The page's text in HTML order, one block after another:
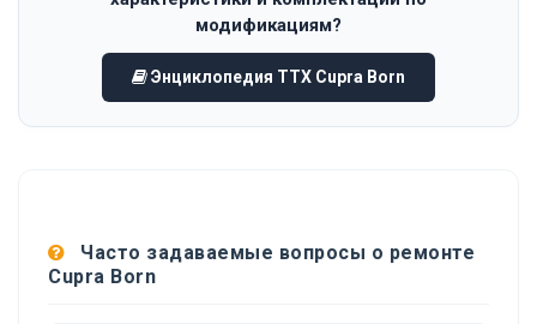
модификациям?
Энциклопедия ТТХ Cupra Born
Часто задаваемые вопросы о ремонте
Cupra Born